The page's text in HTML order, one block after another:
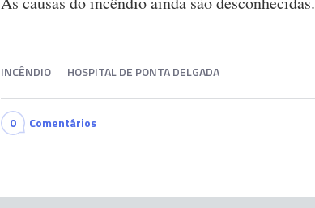
INCÊNDIO HOSPITAL DE PONTA DELGADA
0 Comentários